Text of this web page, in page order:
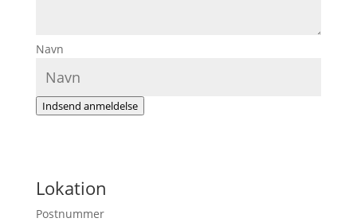
Navn
Indsend anmeldelse
Lokation
Postnummer